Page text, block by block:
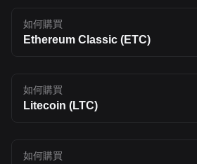
如何購買
Ethereum Classic (ETC)
如何購買
Litecoin (LTC)
如何購買